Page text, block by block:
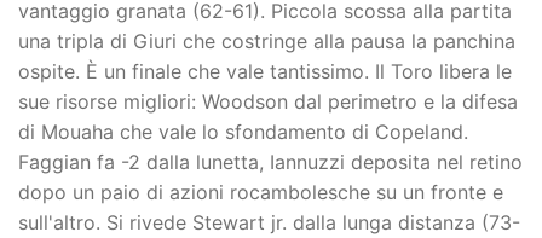
vantaggio granata (62-61). Piccola scossa alla partita
una tripla di Giuri che costringe alla pausa la panchina
ospite. È un finale che vale tantissimo. Il Toro libera le
sue risorse migliori: Woodson dal perimetro e la difesa
di Mouaha che vale lo sfondamento di Copeland.
Faggian fa -2 dalla lunetta, Iannuzzi deposita nel retino
dopo un paio di azioni rocambolesche su un fronte e
sull'altro. Si rivede Stewart jr. dalla lunga distanza (73-